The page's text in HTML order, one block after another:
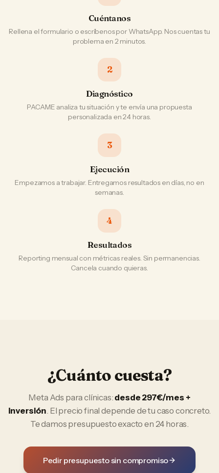
Cuéntanos
Rellena el formulario o escríbenos por WhatsApp. Nos cuentas tu
problema en 2 minutos.
2
Diagnóstico
PACAME analiza tu situación y te envía una propuesta
personalizada en 24 horas.
3
Ejecución
Empezamos a trabajar. Entregamos resultados en días, no en
semanas.
4
Resultados
Reporting mensual con métricas reales. Sin permanencias.
Cancela cuando quieras.
¿Cuánto cuesta?
Meta Ads paraclínicas: desde 297€/mes +
inversión. El precio final depende de tu caso concreto.
Te damos presupuesto exacto en 24 horas.
Pedir presupuesto sin compromiso